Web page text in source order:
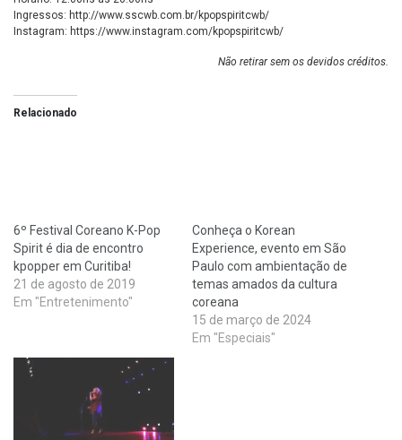
Ingressos: http://www.sscwb.com.br/kpopspiritcwb/
Instagram: https://www.instagram.com/kpopspiritcwb/
Não retirar sem os devidos créditos.
Relacionado
6º Festival Coreano K-Pop
Spirit é dia de encontro
kpopper em Curitiba!
21 de agosto de 2019
Em "Entretenimento"
Conheça o Korean
Experience, evento em São
Paulo com ambientação de
temas amados da cultura
coreana
15 de março de 2024
Em "Especiais"